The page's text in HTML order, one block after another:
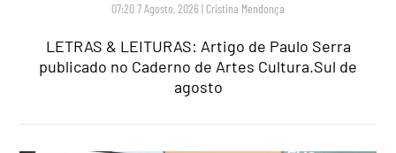
07:20 7 Agosto, 2026 | Cristina Mendonça
LETRAS & LEITURAS: Artigo de Paulo Serra
publicado no Caderno de Artes Cultura.Sul de
agosto